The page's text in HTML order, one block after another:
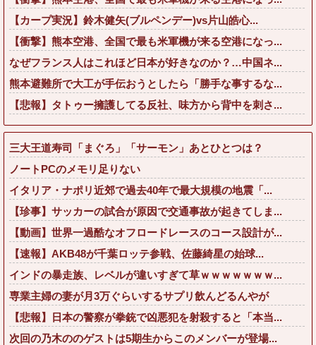
【カープ実況】鈴木健矢(ブルペンデー)vs片山皓心...
【衝撃】熊本空港、全国で最も米軍機が来る空港になっ...
なぜフランス人はこれほど日本が好きなのか？…中国ネ...
熊本避難所で大工が手伝おうとしたら「勝手な事するな...
【悲報】タトゥー擁護してる反社、味方から背中を刺さ...
三大王道寿司「まぐろ」「サーモン」あとひとつは？
ノートPCのメモリ足りない
イタリア・ナポリ近郊で過去40年で最大規模の地震「...
【珍事】サッカーの試合が原因で交通事故が起きてしま...
【動画】世界一過酷なオフロードレースのコース設計が...
【速報】AKB48が千葉ロッテ参戦、佐藤綺星の始球...
インドの暴走族、レベルが違いすぎて草ｗｗｗｗｗｗｗ...
専業主婦の妻が月3万ぐらいするサプリ飲んどるんやが
【悲報】日本の警察が拳銃で凶悪犯を射殺すると「本当...
次回の乃木ののゲストは5期生からこのメンバーが登場...